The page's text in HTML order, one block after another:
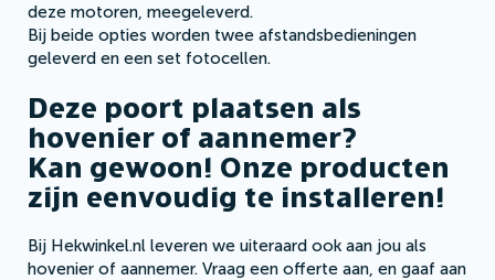
deze motoren, meegeleverd.
Bij beide opties worden twee afstandsbedieningen
geleverd en een set fotocellen.
Deze poort plaatsen als
hovenier of aannemer?
Kan gewoon! Onze producten
zijn eenvoudig te installeren!
Bij Hekwinkel.nl leveren we uiteraard ook aan jou als
hovenier of aannemer. Vraag een offerte aan, en gaaf aan